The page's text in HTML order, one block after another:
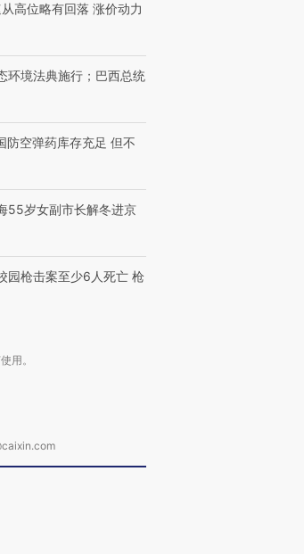
高位略有回落 涨价动力
环境法典施行；巴西总统
防空弹药库存充足 但不
55岁女副市长解冬进京
园枪击案至少6人死亡 枪
用。